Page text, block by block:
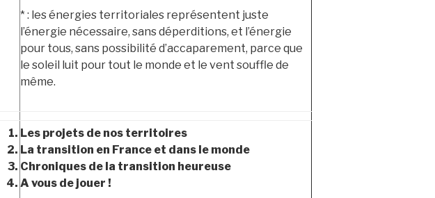
* : les énergies territoriales représentent juste
l’énergie nécessaire, sans déperditions, et l’énergie
pour tous, sans possibilité d’accaparement, parce que
le soleil luit pour tout le monde et le vent souffle de
même.
Les projets de nos territoires
La transition en France et dans le monde
Chroniques de la transition heureuse
A vous de jouer !